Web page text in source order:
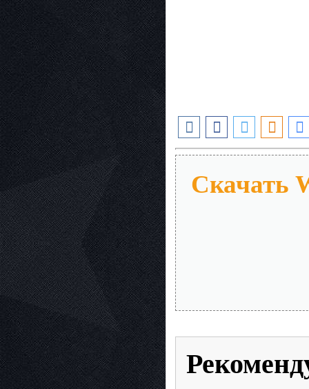
Скачать